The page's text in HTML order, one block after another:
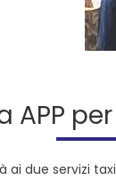
APP
ai due servizi